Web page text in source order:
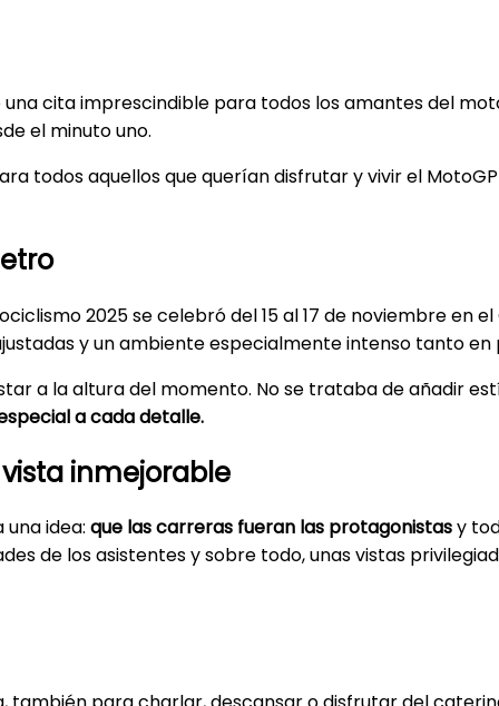
cita imprescindible para todos los amantes del
el minuto uno.
todos aquellos que querían disfrutar y vivir el
2025 se celebró del 15 al 17 de noviembre en
y un ambiente especialmente intenso tanto en
a la altura del momento. No se trataba de añadir
a cada detalle.
inmejorable
una idea: que las carreras fueran las protagonistasy
de los asistentes y sobre todo, unas vistas